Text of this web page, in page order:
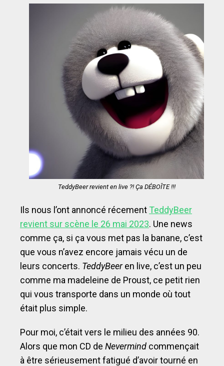
TeddyBeer revient en live ?! Ça DÉBOÎTE !!!
Ils nous l’ont annoncé récement TeddyBeer
revient sur scène le 26 mai 2023. Une news
comme ça, si ça vous met pas la banane, c’est
que vous n’avez encore jamais vécu un de
leurs concerts. TeddyBeeren live, c’est un peu
comme ma madeleine de Proust, ce petit rien
qui vous transporte dans un monde où tout
était plus simple.
Pour moi, c’était vers le milieu des années 90.
Alors que mon CD de Nevermind commençait
à être sérieusement fatigué d’avoir tourné en